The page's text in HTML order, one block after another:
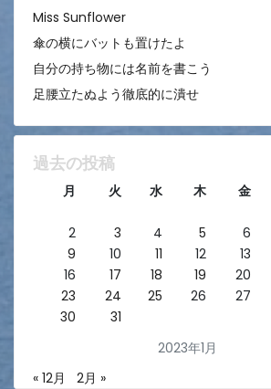
Miss Sunflower
傘の横にバットも置けたよ
自分の持ち物には名前を書こう
足腰立たぬよう徹底的に潰せ
過去の投稿
2023年1月
月 火 水 木 金
2
3 4 5 6
9
10 11 12 13
16
17 18 19 20
23
24 25 26 27
30
31
« 12月 2月 »